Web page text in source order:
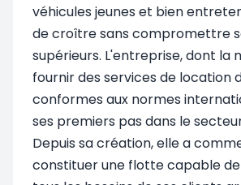
véhicules jeunes et bien
de croître sans compromettre
supérieurs. L'entreprise, dont la
fournir des services de location
conformes aux normes
ses premiers pas dans le
Depuis sa création, elle a
constituer une flotte capable